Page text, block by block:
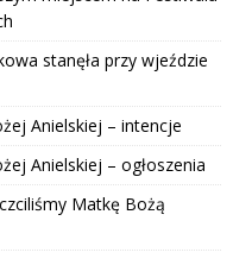
stanęła przy wjeździe
Anielskiej – intencje
Anielskiej – ogłoszenia
Matkę Bożą